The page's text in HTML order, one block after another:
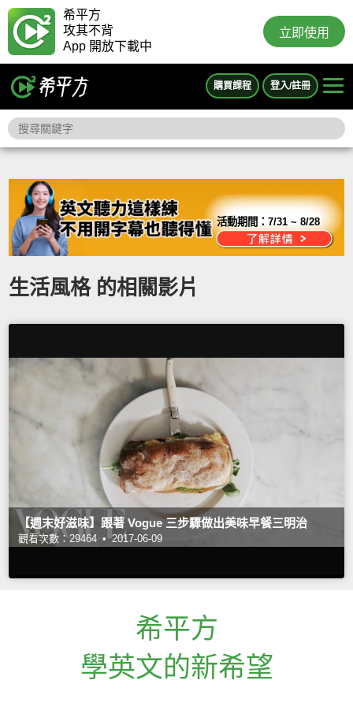
希平方
攻其不背
App 開放下載中
立即使用
購買課程 登入/註冊
活動期間：7/31 ~ 8/28
生活風格 的相關影片
【週末好滋味】跟著 Vogue 三步驟做出美味早餐三明治
觀看次數：29464 • 2017-06-09
希平方
學英文的新希望